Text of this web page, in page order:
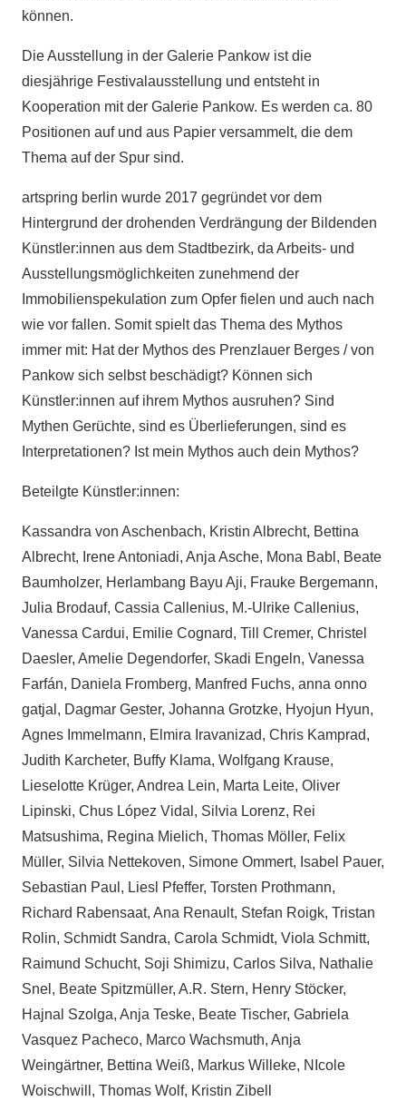
können.
Die Ausstellung in der Galerie Pankow ist die
diesjährige Festivalausstellung und entsteht in
Kooperation mit der Galerie Pankow. Es werden ca. 80
Positionen auf und aus Papier versammelt, die dem
Thema auf der Spur sind.
artspring berlin wurde 2017 gegründet vor dem
Hintergrund der drohenden Verdrängung der Bildenden
Künstler:innen aus dem Stadtbezirk, da Arbeits- und
Ausstellungsmöglichkeiten zunehmend der
Immobilienspekulation zum Opfer fielen und auch nach
wie vor fallen. Somit spielt das Thema des Mythos
immer mit: Hat der Mythos des Prenzlauer Berges / von
Pankow sich selbst beschädigt? Können sich
Künstler:innen auf ihrem Mythos ausruhen? Sind
Mythen Gerüchte, sind es Überlieferungen, sind es
Interpretationen? Ist mein Mythos auch dein Mythos?
Beteilgte Künstler:innen:
Kassandra von Aschenbach, Kristin Albrecht, Bettina
Albrecht, Irene Antoniadi, Anja Asche, Mona Babl, Beate
Baumholzer, Herlambang Bayu Aji, Frauke Bergemann,
Julia Brodauf, Cassia Callenius, M.-Ulrike Callenius,
Vanessa Cardui, Emilie Cognard, Till Cremer, Christel
Daesler, Amelie Degendorfer, Skadi Engeln, Vanessa
Farfán, Daniela Fromberg, Manfred Fuchs, anna onno
gatjal, Dagmar Gester, Johanna Grotzke, Hyojun Hyun,
Agnes Immelmann, Elmira Iravanizad, Chris Kamprad,
Judith Karcheter, Buffy Klama, Wolfgang Krause,
Lieselotte Krüger, Andrea Lein, Marta Leite, Oliver
Lipinski, Chus López Vidal, Silvia Lorenz, Rei
Matsushima, Regina Mielich, Thomas Möller, Felix
Müller, Silvia Nettekoven, Simone Ommert, Isabel Pauer,
Sebastian Paul, Liesl Pfeffer, Torsten Prothmann,
Richard Rabensaat, Ana Renault, Stefan Roigk, Tristan
Rolin, Schmidt Sandra, Carola Schmidt, Viola Schmitt,
Raimund Schucht, Soji Shimizu, Carlos Silva, Nathalie
Snel, Beate Spitzmüller, A.R. Stern, Henry Stöcker,
Hajnal Szolga, Anja Teske, Beate Tischer, Gabriela
Vasquez Pacheco, Marco Wachsmuth, Anja
Weingärtner, Bettina Weiß, Markus Willeke, NIcole
Woischwill, Thomas Wolf, Kristin Zibell